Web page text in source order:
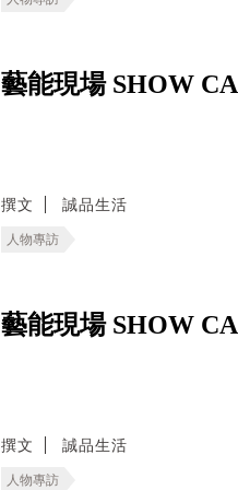
藝能現場 SHOW
撰文 誠品生活
人物專訪
藝能現場 SHOW
撰文 誠品生活
人物專訪